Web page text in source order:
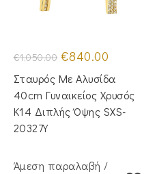
€1,050.00 Original
price
was:
€1,050.00.
€840.00
τιμή
είναι:
€840.00.
Σταυρός Με Αλυσίδα
40cm Γυναικείος Χρυσός
Κ14 Διπλής Όψης SXS-
20327Y
Άμεση παραλαβή /